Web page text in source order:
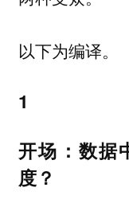
以下为编译。
1
开场：数据
度？